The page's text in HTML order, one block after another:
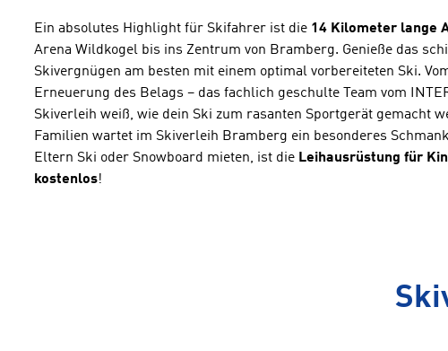
Ein absolutes Highlight für Skifahrer ist die 14 Kilometer lange
Arena Wildkogel bis ins Zentrum von Bramberg. Genieße das
Skivergnügen am besten mit einem optimal vorbereiteten Ski.
Erneuerung des Belags – das fachlich geschulte Team vom
Skiverleih weiß, wie dein Ski zum rasanten Sportgerät gemacht
Familien wartet im Skiverleih Bramberg ein besonderes
Eltern Ski oder Snowboard mieten, ist die Leihausrüstung für
kostenlos!